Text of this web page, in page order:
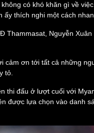
Săn Tour
check-in
có khó khăn gì về
thích nghi một cách
Thammasat, Nguyễn
cảm ơn tới tất cả những
tỏ.
thi đấu ở lượt cuối với
được lựa chọn vào danh